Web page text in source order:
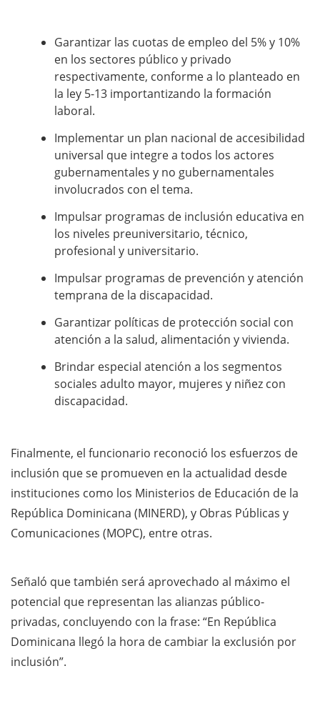
Garantizar las cuotas de empleo del 5% y 10%
en los sectores público y privado
respectivamente, conforme a lo planteado en
la ley 5-13 importantizando la formación
laboral.
Implementar un plan nacional de accesibilidad
universal que integre a todos los actores
gubernamentales y no gubernamentales
involucrados con el tema.
Impulsar programas de inclusión educativa en
los niveles preuniversitario, técnico,
profesional y universitario.
Impulsar programas de prevención y atención
temprana de la discapacidad.
Garantizar políticas de protección social con
atención a la salud, alimentación y vivienda.
Brindar especial atención a los segmentos
sociales adulto mayor, mujeres y niñez con
discapacidad.
Finalmente, el funcionario reconoció los esfuerzos de
inclusión que se promueven en la actualidad desde
instituciones como los Ministerios de Educación de la
República Dominicana (MINERD), y Obras Públicas y
Comunicaciones (MOPC), entre otras.
Señaló que también será aprovechado al máximo el
potencial que representan las alianzas público-
privadas, concluyendo con la frase: “En República
Dominicana llegó la hora de cambiar la exclusión por
inclusión”.